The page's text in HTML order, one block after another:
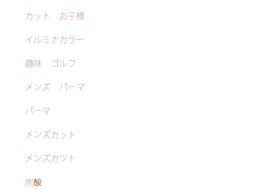
カット お子様
イルミナカラー
趣味 ゴルフ
メンズ パーマ
パーマ
メンズカット
メンズカツト
炭酸